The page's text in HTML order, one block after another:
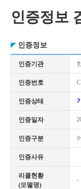
인증정보
인증정보
인증기관
인증번호
인증상태
인증일자
인증구분
인증사유
리콜현황
(모델명)
-